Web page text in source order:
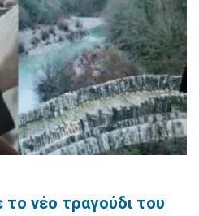
το νέο τραγούδι του